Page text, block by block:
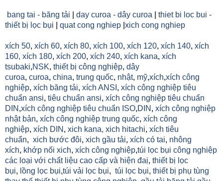
bang tai - băng tải day curoa - dây curoa
thiet bi loc bui -
thiết bị lọc bụi
quat cong nghiep xich cong nghiep
xích 50, xích 60, xích 80, xích 100, xích 120, xích 140, xích
160, xích 180, xích 200, xích 240, xích kana, xích
tsubaki,NSK, thiết bị công nghiệp, dây
curoa, curoa, china, trung quốc, nhật, mỹ,xích,xích công
nghiệp, xích băng tải, xích ANSI , xích công nghiệp tiêu
chuẩn ansi, tiêu chuẩn ansi, xích công nghiệp tiêu chuẩn
DIN ,xích công nghiệp tiêu chuẩn ISO,DIN , xích công nghiệp
nhật bản, xích công nghiệp trung quốc, xích công
nghiệp, xích DIN , xich kana, xich hitachi, xích tiêu
chuẩn, xich bước đôi, xich gầu tải, xích có tai, nhông
xích, khớp nối xich, xích công nghiệp,túi lọc bụi công nghiệp
các loại với chất liệu cao cấp và hiện đaị, thiết bị lọc
bụi, lồng lọc bụi,túi vải lọc bụi, túi lọc bụi, thiết bị phụ tùng